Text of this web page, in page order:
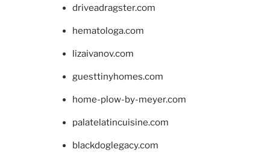
driveadragster.com
hematologa.com
lizaivanov.com
guesttinyhomes.com
home-plow-by-meyer.com
palatelatincuisine.com
blackdoglegacy.com